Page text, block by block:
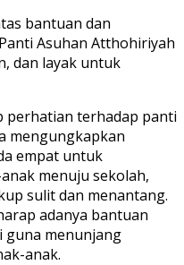
bantuan dan
Asuhan Atthohiriyah
dan layak untuk
perhatian terhadap panti
mengungkapkan
empat untuk
menuju sekolah,
sulit dan menantang.
adanya bantuan
guna menunjang
anak.